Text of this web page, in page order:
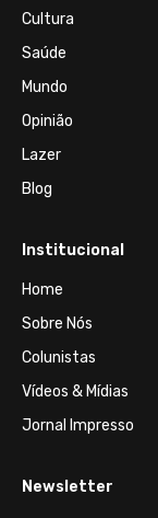
Cultura
Saúde
Mundo
Opinião
Lazer
Blog
Institucional
Home
Sobre Nós
Colunistas
Vídeos & Mídias
Jornal Impresso
Newsletter